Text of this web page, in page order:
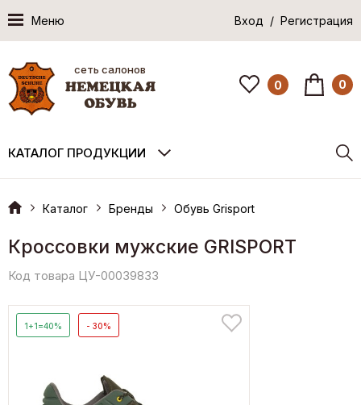
Меню Вход / Регистрация
сеть салонов
0 0
КАТАЛОГ ПРОДУКЦИИ
Каталог Бренды Обувь Grisport
Кроссовки мужские GRISPORT
Код товара ЦУ-00039833
1+1=40% - 30%